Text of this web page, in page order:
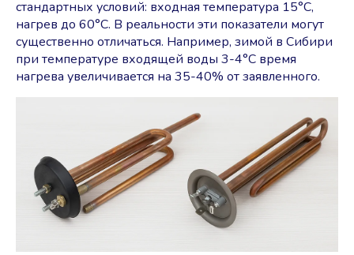
стандартных условий: входная температура 15°C,
нагрев до 60°C. В реальности эти показатели могут
существенно отличаться. Например, зимой в Сибири
при температуре входящей воды 3-4°C время
нагрева увеличивается на 35-40% от заявленного.